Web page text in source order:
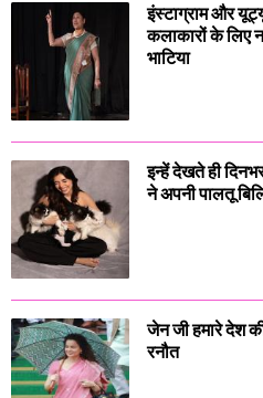
इंस्टाग्राम और
कलाकारों के लिए
भाटिया
इन्हें देखते ही
ने अपनी पालतू
जेन जी हमारे देश
रनौत